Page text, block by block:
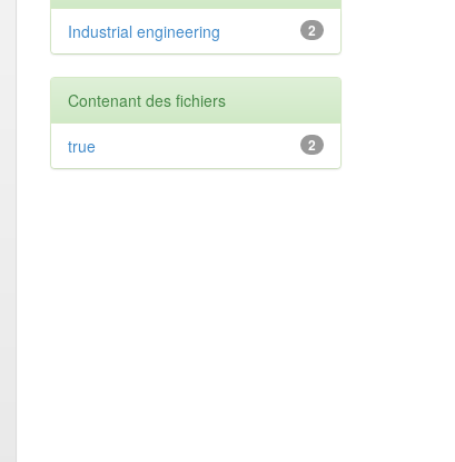
2
Industrial engineering
Contenant des fichiers
2
true